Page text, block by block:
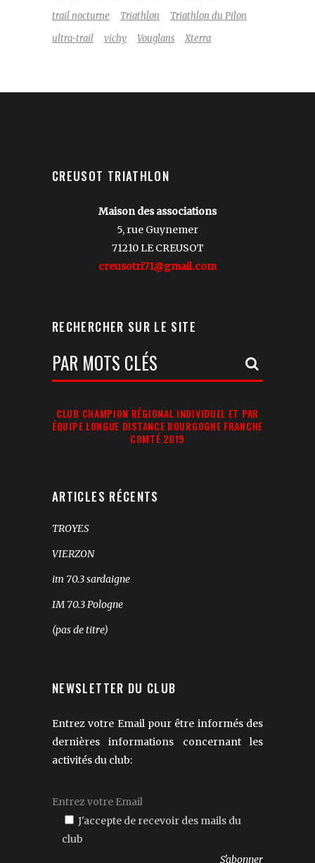
trail nocturne
Triathlon
Triathlon du Pilon
ultra-trail
vichy Vouglans Xterra
CREUSOT TRIATHLON
Maison des associations
5, rue Guynemer
71210 LE CREUSOT
creusotri71@gmail.com
RECHERCHER SUR LE SITE
Votre
Recherche:
CLUB CHAMPION RÉGIONAL INDIVIDUEL ET PAR
ÉQUIPE LONGUE DISTANCE BOURGOGNE FRANCHE
COMTÉ 2019
ARTICLES RÉCENTS
TROYES
VIERZON
im 70.3 sardaigne
IM 70.3 Pologne
(pas de titre)
NEWSLETTER DU CLUB
Entrez votre Email pour être informés des
dernières informations concernant les
activités du club:
J'accepte de recevoir des mails du
club